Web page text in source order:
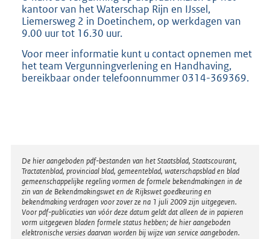
kantoor van het Waterschap Rijn en IJssel,
Liemersweg 2 in Doetinchem, op werkdagen van
9.00 uur tot 16.30 uur.
Voor meer informatie kunt u contact opnemen met
het team Vergunningverlening en Handhaving,
bereikbaar onder telefoonnummer 0314-369369.
Disclaimer
De hier aangeboden pdf-bestanden van het Staatsblad, Staatscourant,
Tractatenblad, provinciaal blad, gemeenteblad, waterschapsblad en blad
gemeenschappelijke regeling vormen de formele bekendmakingen in de
zin van de Bekendmakingswet en de Rijkswet goedkeuring en
bekendmaking verdragen voor zover ze na 1 juli 2009 zijn uitgegeven.
Voor pdf-publicaties van vóór deze datum geldt dat alleen de in papieren
vorm uitgegeven bladen formele status hebben; de hier aangeboden
elektronische versies daarvan worden bij wijze van service aangeboden.